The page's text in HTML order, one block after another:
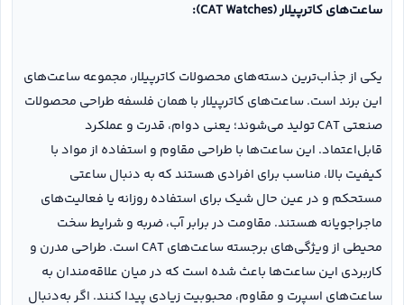
ساعت‌های کاترپیلار (CAT Watches):
یکی از جذاب‌ترین دسته‌های محصولات کاترپیلار، مجموعه ساعت‌های
این برند است. ساعت‌های کاترپیلار با همان فلسفه طراحی محصولات
صنعتی CAT تولید می‌شوند؛ یعنی دوام، قدرت و عملکرد
قابل‌اعتماد. این ساعت‌ها با طراحی مقاوم و استفاده از مواد با
کیفیت بالا، مناسب برای افرادی هستند که به دنبال ساعتی
مستحکم و در عین حال شیک برای استفاده روزانه یا فعالیت‌های
ماجراجویانه هستند. مقاومت در برابر آب، ضربه و شرایط سخت
محیطی از ویژگی‌های برجسته ساعت‌های CAT است. طراحی مدرن و
کاربردی این ساعت‌ها باعث شده است که در میان علاقه‌مندان به
ساعت‌های اسپرت و مقاوم، محبوبیت زیادی پیدا کنند. اگر به‌دنبال